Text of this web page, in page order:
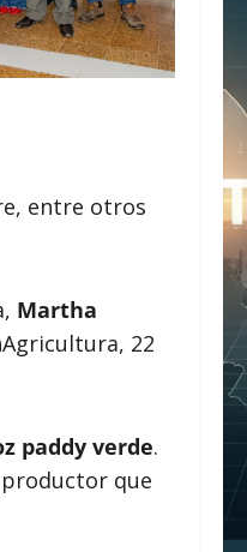
entre otros
Martha
22
paddy verde.
que